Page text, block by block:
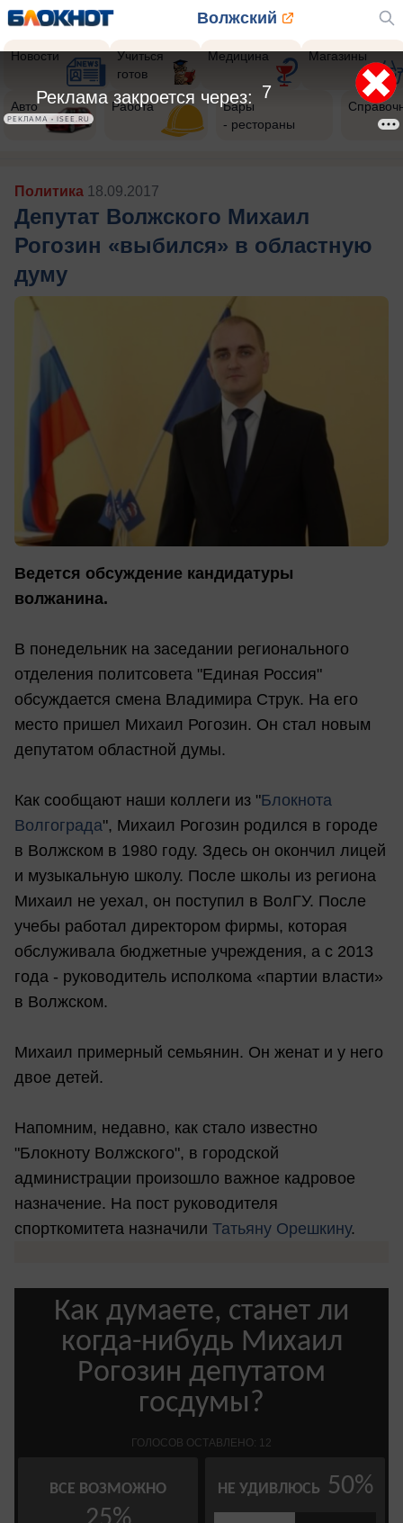
Волжский
Новости
Учиться
готов
Медицина Магазины
Авто Работа
Бары
- рестораны
Политика 18.09.2017
Депутат Волжского Михаил
Рогозин «выбился» в областную
думу
Ведется обсуждение кандидатуры
волжанина.
В понедельник на заседании регионального
отделения политсовета "Единая Россия"
обсуждается смена Владимира Струк. На его
место пришел Михаил Рогозин. Он стал новым
депутатом областной думы.
Как сообщают наши коллеги из "Блокнота
Волгограда", Михаил Рогозин родился в городе
в Волжском в 1980 году. Здесь он окончил лицей
и музыкальную школу. После школы из региона
Михаил не уехал, он поступил в ВолГУ. После
учебы работал директором фирмы, которая
обслуживала бюджетные учреждения, а с 2013
года - руководитель исполкома «партии власти»
в Волжском.
Михаил примерный семьянин. Он женат и у него
двое детей.
Напомним, недавно, как стало известно
"Блокноту Волжского", в городской
администрации произошло важное кадровое
назначение. На пост руководителя
спорткомитета назначили Татьяну Орешкину.
5
Реклама закроется через:
РЕКЛАМА • ISEE.RU